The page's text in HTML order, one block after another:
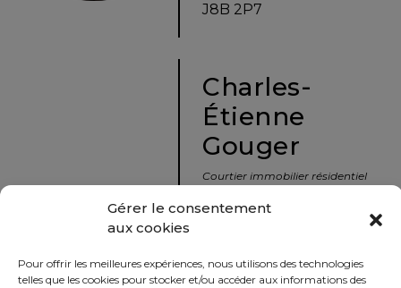
Gérer le consentement
aux cookies
Pour offrir les meilleures expériences, nous utilisons des technologies
telles que les cookies pour stocker et/ou accéder aux informations des
immobilier
vers
J8B 2P7
Charles-
Étienne
Gouger
Courtier immobilier résidentiel
450 229-2992